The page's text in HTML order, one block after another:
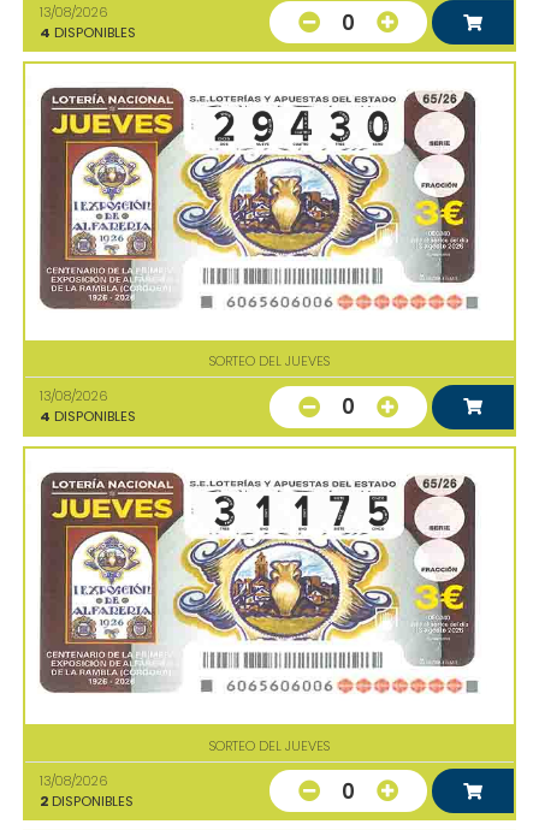
13/08/2026
4 DISPONIBLES 0
SORTEO DEL JUEVES
13/08/2026
4 DISPONIBLES 0
SORTEO DEL JUEVES
13/08/2026
2 DISPONIBLES 0